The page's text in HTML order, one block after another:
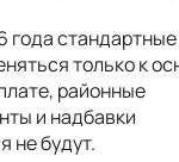
года
только к
районные
и надбавки
не будут.